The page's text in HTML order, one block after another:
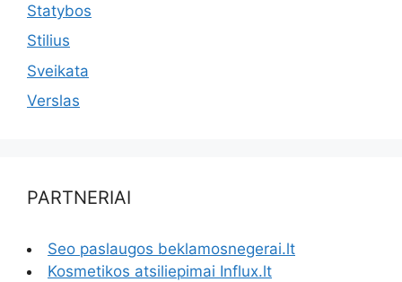
Statybos
Stilius
Sveikata
Verslas
PARTNERIAI
Seo paslaugos beklamosnegerai.lt
Kosmetikos atsiliepimai Influx.lt